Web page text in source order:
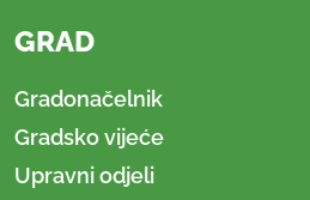
GRAD
Gradonačelnik
Gradsko vijeće
Upravni odjeli